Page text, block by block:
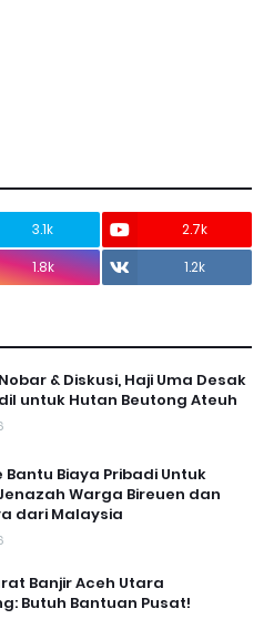
3.1k
2.7k
1.8k 1.2k
& Diskusi, Haji Uma Desak
untuk Hutan Beutong Ateuh
Bantu Biaya Pribadi Untuk
Warga Bireuen dan
dari Malaysia
Banjir Aceh Utara
Butuh Bantuan Pusat!